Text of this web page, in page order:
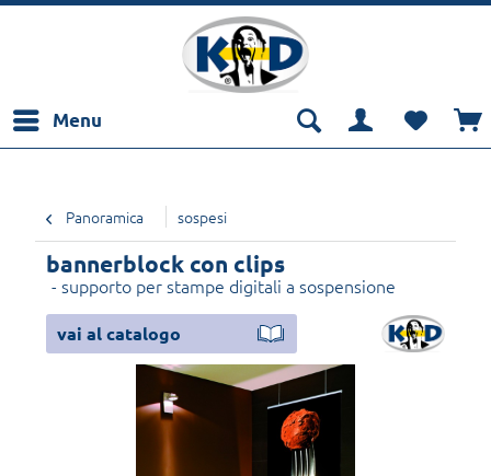
Menu
Panoramica sospesi
bannerblock con clips
- supporto per stampe digitali a sospensione
vai al catalogo